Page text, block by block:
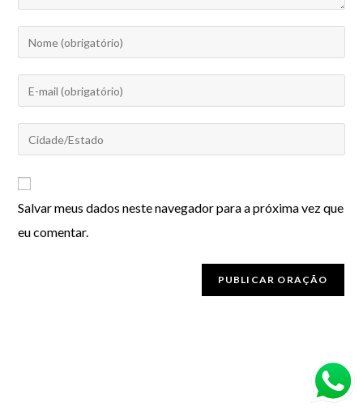
Salvar meus dados neste navegador para a próxima vez que
eu comentar.